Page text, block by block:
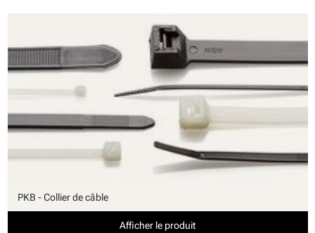
PKB - Collier de câble
Afficher le produit